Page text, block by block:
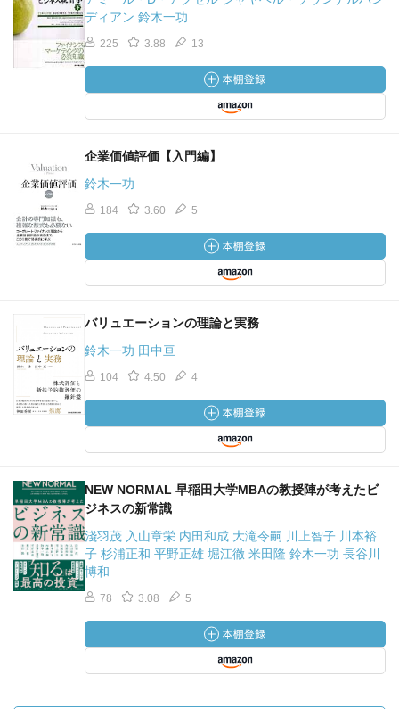
ディアン 鈴木一功
225 3.88 13
企業価値評価【入門編】
鈴木一功
184 3.60 5
バリュエーションの理論と実務
鈴木一功 田中亘
104 4.50 4
NEW NORMAL 早稲田大学MBAの教授陣が考えたビ
ジネスの新常識
淺羽茂 入山章栄 内田和成 大滝令嗣 川上智子 川本裕
子 杉浦正和 平野正雄 堀江徹 米田隆 鈴木一功 長谷川
博和
78 3.08 5